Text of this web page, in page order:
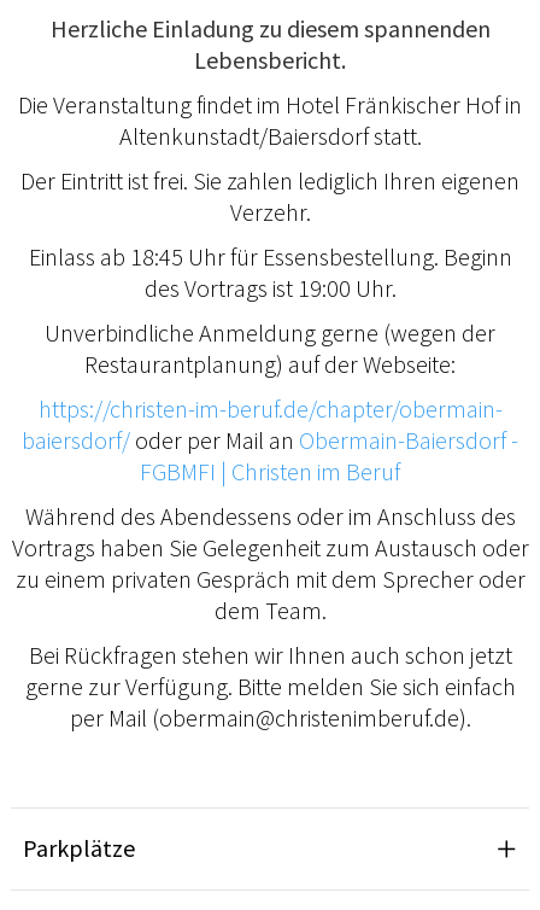
Herzliche Einladung zu diesem spannenden
Lebensbericht.
Die Veranstaltung findet im Hotel Fränkischer Hof in
Altenkunstadt/Baiersdorf statt.
Der Eintritt ist frei. Sie zahlen lediglich Ihren eigenen
Verzehr.
Einlass ab 18:45 Uhr für Essensbestellung. Beginn
des Vortrags ist 19:00 Uhr.
Unverbindliche Anmeldung gerne (wegen der
Restaurantplanung) auf der Webseite:
https://christen-im-beruf.de/chapter/obermain-
baiersdorf/ oder per Mail an Obermain-Baiersdorf -
FGBMFI | Christen im Beruf
Während des Abendessens oder im Anschluss des
Vortrags haben Sie Gelegenheit zum Austausch oder
zu einem privaten Gespräch mit dem Sprecher oder
dem Team.
Bei Rückfragen stehen wir Ihnen auch schon jetzt
gerne zur Verfügung. Bitte melden Sie sich einfach
per Mail (obermain@christenimberuf.de).
Parkplätze